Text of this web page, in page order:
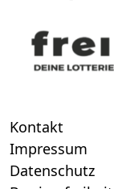
Kontakt
Impressum
Datenschutz